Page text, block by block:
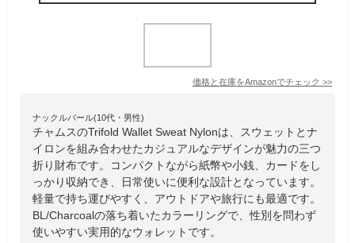
価格と在庫をAmazonでチェック >>
ナックルバール(10代・男性)
チャムスのTrifold Wallet Sweat Nylonは、スウェットとナ
イロンを組み合わせたカジュアルなデザインが魅力の三つ
折り財布です。コンパクトながら紙幣や小銭、カードをし
っかり収納でき、日常使いに便利な設計となっています。
軽量で持ち運びやすく、アウトドアや旅行にも最適です。
BL/Charcoalの落ち着いたカラーリングで、性別を問わず
使いやすい実用的なウォレットです。